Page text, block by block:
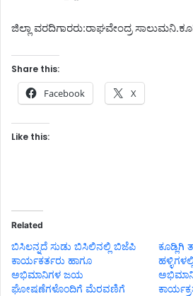
ಜಿಲ್ಲಾ ವರದಿಗಾರರು:ರಾಘವೇಂದ್ರ
Share this:
Facebook X
Like this:
Related
ಬಿಸಿಲನ್ನದೆ ಸುಡು ಬಿಸಿಲಿನಲ್ಲಿ ಬಿಜೆಪಿ
ಕಾರ್ಯಕರ್ತರು ಹಾಗೂ
ಅಭಿಮಾನಿಗಳ ಜಯ
ಘೋಷಣೆಗಳೊಂದಿಗೆ ಮೆರವಣಿಗೆ
ಕೂಡ್ಲಿಗಿ